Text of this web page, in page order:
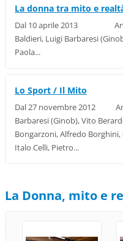
La donna tra mito e
Dal 10 aprile 2013
Baldieri, Luigi Barbaresi
Paola...
Lo Sport / Il Mito
Dal 27 novembre 2012
Barbaresi (Ginob), Vito
Bongarzoni, Alfredo
Italo Celli, Pietro...
La Donna, mito e